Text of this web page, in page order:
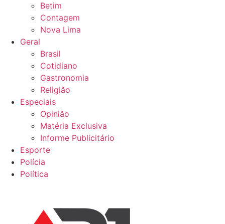
Betim
Contagem
Nova Lima
Geral
Brasil
Cotidiano
Gastronomia
Religião
Especiais
Opinião
Matéria Exclusiva
Informe Publicitário
Esporte
Polícia
Política